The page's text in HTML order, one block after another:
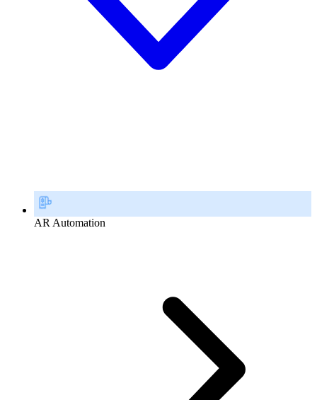
AR Automation